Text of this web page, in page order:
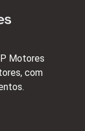
Motores
com